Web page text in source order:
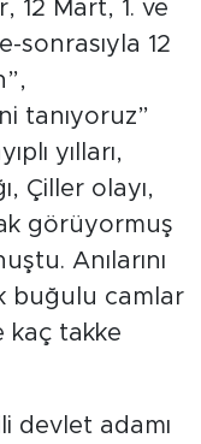
12 Mart, 1. ve
sonrasıyla 12
tanıyoruz”
yılları,
Çiller olayı,
görüyormuş
Anılarını
buğulu camlar
kaç takke
devlet adamı